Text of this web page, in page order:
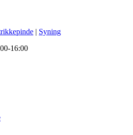
| Syning
16:00